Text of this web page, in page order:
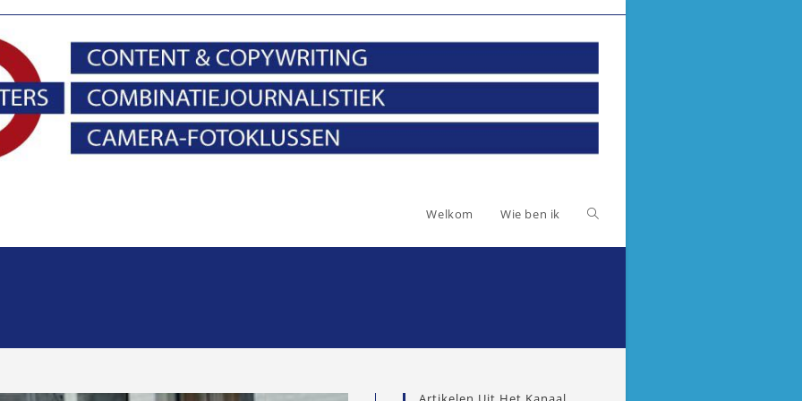
Welkom Wie ben ik Toggle
zoeken